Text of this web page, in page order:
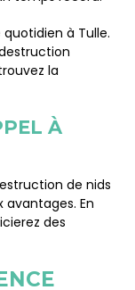
à Tulle.
destruction
la
À
de nids
En
des